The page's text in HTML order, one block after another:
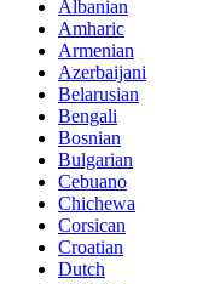
Albanian
Amharic
Armenian
Azerbaijani
Belarusian
Bengali
Bosnian
Bulgarian
Cebuano
Chichewa
Corsican
Croatian
Dutch